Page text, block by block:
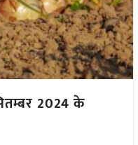
2024 के